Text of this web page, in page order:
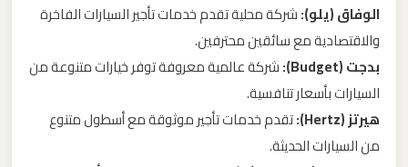
الوفاق (يلو):شركة محلية تقدم خدمات تأجير السيارات الفاخرة
والاقتصادية مع سائقين محترفين.
بدجت (Budget):
شركة عالمية معروفة توفر خيارات متنوعة من
السيارات بأسعار تنافسية.
هيرتز (Hertz):
تقدم خدمات تأجير موثوقة مع أسطول متنوع
من السيارات الحديثة.
ليموزين
مطار
القاهرة
ليموزين